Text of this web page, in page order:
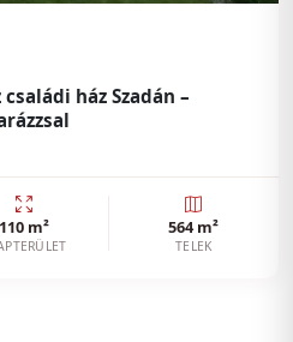
ház Szadán –
110 m² 564 m²
TELEK